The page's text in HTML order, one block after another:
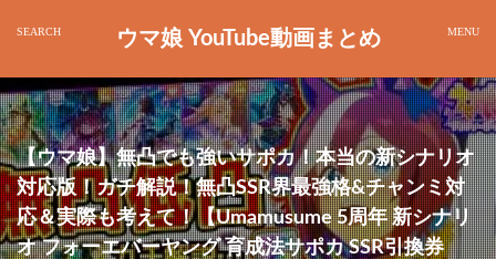
ウマ娘 YouTube動画まとめ
【ウマ娘】無凸でも強いサポカ！本当の新シナリオ
対応版！ガチ解説！無凸SSR界最強格&チャンミ対
応＆実際も考えて！【Umamusume 5周年 新シナリ
オ フォーエバーヤング 育成法サポカ SSR引換券